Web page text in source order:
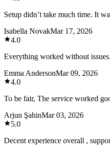
Setup didn’t take much time. It
Isabella NovakMar 17, 2026
4.0
Everything worked without
Emma AndersonMar 09, 2026
4.0
To be fair, The service worked
Arjun ŞahinMar 03, 2026
5.0
Decent experience overall ,